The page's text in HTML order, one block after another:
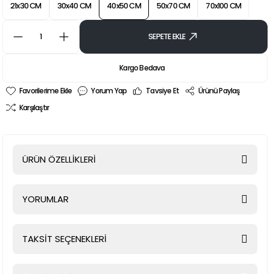
21x30 CM 30x40 CM 40x50 CM 50x70 CM 70x100 CM
SEPETE EKLE
Kargo Bedava
Yorum Yap Tavsiye Et
Ürünü Paylaş
Karşılaştır
ÜRÜN ÖZELLİKLERİ
YORUMLAR
TAKSİT SEÇENEKLERİ